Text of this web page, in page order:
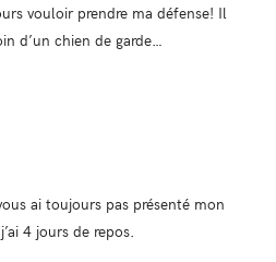
vouloir prendre ma défense! Il
d’un chien de garde…
ai toujours pas présenté mon
4 jours de repos.